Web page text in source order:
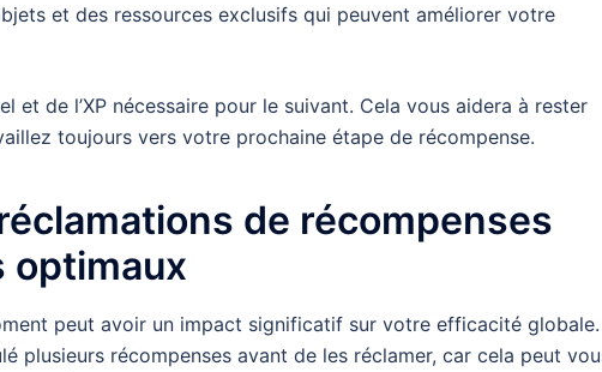
et des ressources exclusifs qui peuvent améliorer votre
et de l’XP nécessaire pour le suivant. Cela vous aidera à rester
toujours vers votre prochaine étape de récompense.
de récompenses
optimaux
peut avoir un impact significatif sur votre efficacité globale.
plusieurs récompenses avant de les réclamer, car cela peut